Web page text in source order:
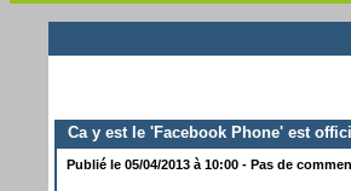
Ca y est le 'Facebook Phone' est
Publié le 05/04/2013 à 10:00 - Pas de